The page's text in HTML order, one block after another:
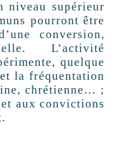
niveau supérieur
pourront être
conversion,
L’activité
quelque
la fréquentation
chrétienne… ;
aux convictions